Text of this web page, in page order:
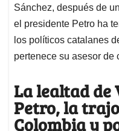
Sánchez, después de
el presidente Petro ha
los políticos catalanes
pertenece su asesor de
La lealtad de
Petro, la
Colombia y